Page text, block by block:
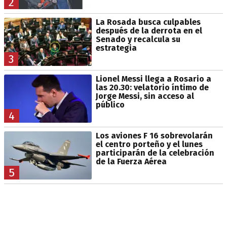
3
La Rosada busca culpables
después de la derrota en el
Senado y recalcula su
estrategia
4
Lionel Messi llega a Rosario a
las 20.30: velatorio íntimo de
Jorge Messi, sin acceso al
público
5
Los aviones F 16 sobrevolarán
el centro porteño y el lunes
participarán de la celebración
de la Fuerza Aérea